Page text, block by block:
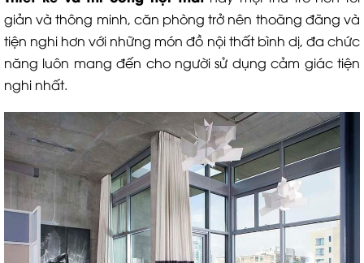
giản và thông minh, căn phòng trở nên thoãng đãng và
tiện nghi hơn với những món đồ nội thất bình dị, đa chức
năng luôn mang đến cho người sử dụng cảm giác tiện
nghi nhất.